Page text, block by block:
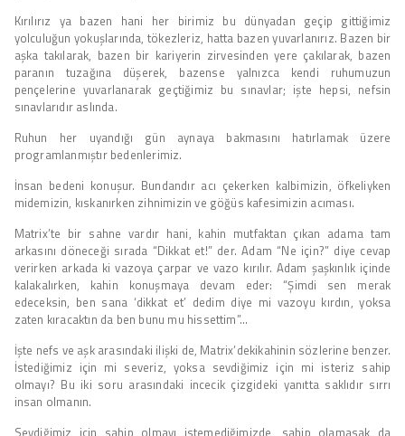
Kırılırız ya bazen hani her birimiz bu dünyadan geçip gittiğimiz
yolculuğun yokuşlarında, tökezleriz, hatta bazen yuvarlanırız. Bazen bir
aşka takılarak, bazen bir kariyerin zirvesinden yere çakılarak, bazen
paranın tuzağına düşerek, bazense yalnızca kendi ruhumuzun
pençelerine yuvarlanarak geçtiğimiz bu sınavlar; işte hepsi, nefsin
sınavlarıdır aslında.
Ruhun her uyandığı gün aynaya bakmasını hatırlamak üzere
programlanmıştır bedenlerimiz.
İnsan bedeni konuşur. Bundandır acı çekerken kalbimizin, öfkeliyken
midemizin, kıskanırken zihnimizin ve göğüs kafesimizin acıması.
Matrix’te bir sahne vardır hani, kahin mutfaktan çıkan adama tam
arkasını döneceği sırada “Dikkat et!” der. Adam “Ne için?” diye cevap
verirken arkada ki vazoya çarpar ve vazo kırılır. Adam şaşkınlık içinde
kalakalırken, kahin konuşmaya devam eder: “Şimdi sen merak
edeceksin, ben sana ‘dikkat et’ dedim diye mi vazoyu kırdın, yoksa
zaten kıracaktın da ben bunu mu hissettim”…
İşte nefs ve aşk arasındaki ilişki de, Matrix’dekikahinin sözlerine benzer.
İstediğimiz için mi severiz, yoksa sevdiğimiz için mi isteriz sahip
olmayı? Bu iki soru arasındaki incecik çizgideki yanıtta saklıdır sırrı
insan olmanın.
Sevdiğimiz için sahip olmayı istemediğimizde, sahip olamasak da